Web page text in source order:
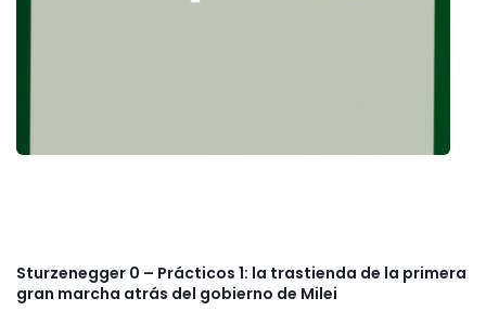
Sturzenegger 0 – Prácticos 1: la trastienda de la primera
gran marcha atrás del gobierno de Milei